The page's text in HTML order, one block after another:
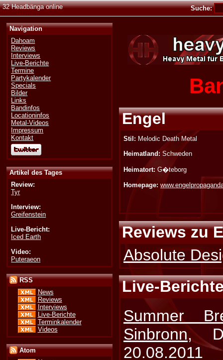
32 Headbänga online Suche:
Navigation
Dahoam
Reviews
Interviews
Live-Berichte
Termine
Partykalender
Specials
Bilder
Links
Bandinfos
Locationinfos
Metal-Videos
Impressum
Kontakt
Artikel des Tages
Review:
Tyr
Interview:
Greifenstein
Live-Bericht:
Iced Earth
Video:
Puteraeon
RSS
News
Reviews
Interviews
Live-Berichte
Terminkalender
Videos
Atom
Engel
Stil: Melodic Death Metal
Heimatland: Schweden
Heimatort: G�teborg
Homepage:
Reviews zu
Absolute
Live-
Summer
Sinbronn,
20.08.2011